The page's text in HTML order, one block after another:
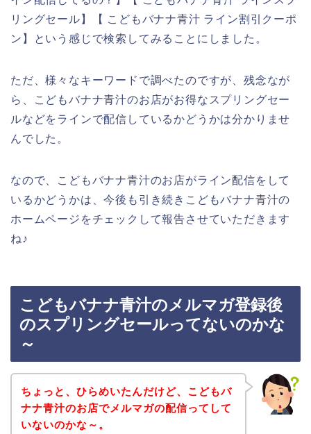
リングセール】【 こどもバナナ青汁 ライン割引クーポ
ン】という感じで検索してみることにしました。
ただ、様々なキーワードで調べたのですが、残念なが
ら、こどもバナナ青汁のお店がお得なスプリングセー
ルなどをラインで配信しているかどうかは分かりませ
んでした。
なので、こどもバナナ青汁のお店がライン配信をして
いるかどうかは、今後も引き続きこどもバナナ青汁の
ホームページをチェックして報告させていただきます
ね♪
こどもバナナ青汁のメルマガ登録後
のスプリングセールってないのかな
～
ちょっと、ひらめいたんだけど、こどもバ
ナナ青汁のお店でメルマガの配信ってして
いないのかな～。